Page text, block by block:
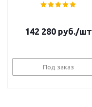
142 280 руб./шт
Под заказ